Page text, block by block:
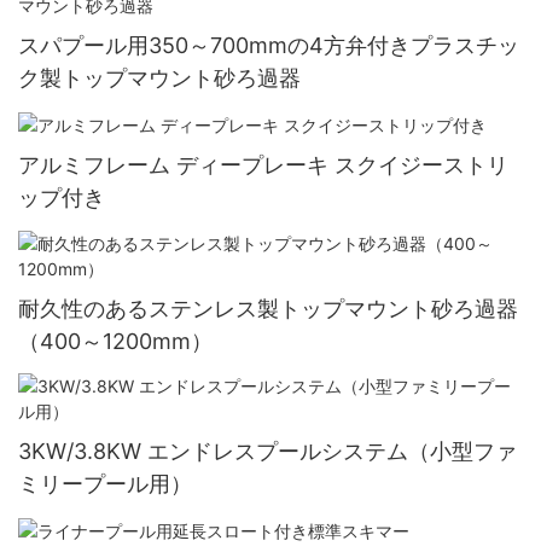
スパプール用350～700mmの4方弁付きプラスチッ
ク製トップマウント砂ろ過器
アルミフレーム ディープレーキ スクイジーストリ
ップ付き
耐久性のあるステンレス製トップマウント砂ろ過器
（400～1200mm）
3KW/3.8KW エンドレスプールシステム（小型ファ
ミリープール用）